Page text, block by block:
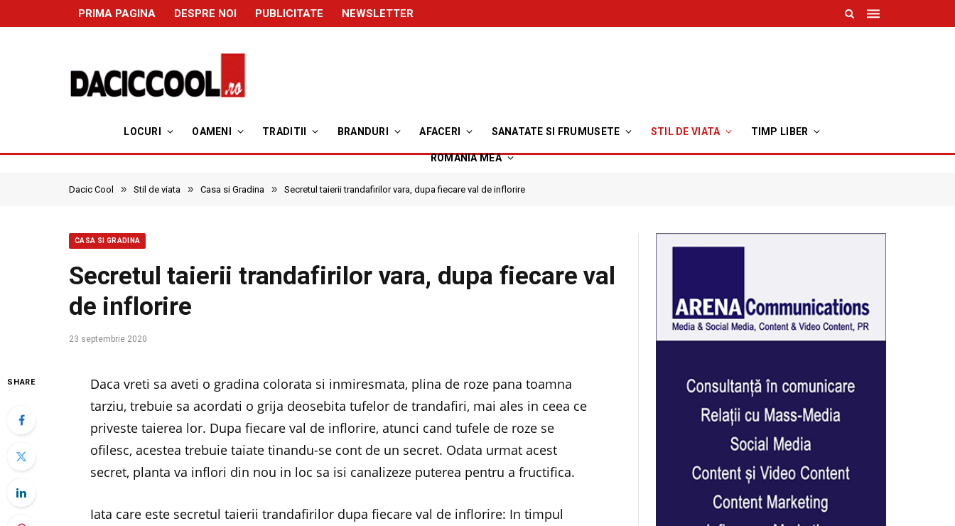
PRIMA PAGINA DESPRE NOI PUBLICITATE NEWSLETTER
LOCURI OAMENI TRADITII BRANDURI AFACERI SANATATE SI FRUMUSETE STIL DE VIATA TIMP LIBER
ROMANIA MEA
Dacic Cool » Stil de viata » Casa si Gradina » Secretul taierii trandafirilor vara, dupa fiecare val de inflorire
CASA SI GRADINA
Secretul taierii trandafirilor vara, dupa fiecare val
de inflorire
23 septembrie 2020
SHARE
Daca vreti sa aveti o gradina colorata si inmiresmata, plina de roze pana toamna
tarziu, trebuie sa acordati o grija deosebita tufelor de trandafiri, mai ales in ceea ce
priveste taierea lor. Dupa fiecare val de inflorire, atunci cand tufele de roze se
ofilesc, acestea trebuie taiate tinandu-se cont de un secret. Odata urmat acest
secret, planta va inflori din nou in loc sa isi canalizeze puterea pentru a fructifica.
Iata care este secretul taierii trandafirilor dupa fiecare val de inflorire: In timpul